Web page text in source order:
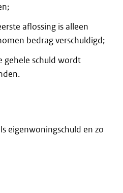
aflossing is alleen
bedrag verschuldigd;
gehele schuld wordt
eigenwoningschuld en zo